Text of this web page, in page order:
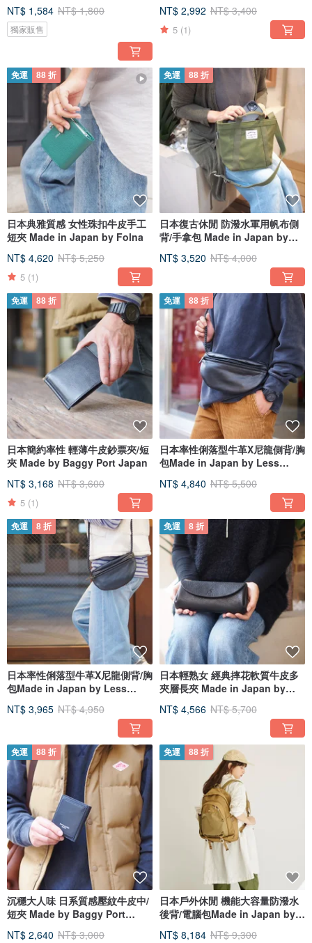
NT$ 1,584 NT$ 1,800
獨家販售
NT$ 2,992 NT$ 3,400
5 (1)
免運 88 折
日本典雅質感 女性珠扣牛皮手工
短夾 Made in Japan by Folna
NT$ 4,620 NT$ 5,250
5 (1)
免運 88 折
日本復古休閒 防潑水軍用帆布側
背/手拿包 Made in Japan by
NT$ 3,520 NT$ 4,000
免運 88 折
日本簡約率性 輕薄牛皮鈔票夾/短
夾 Made by Baggy Port Japan
NT$ 3,168 NT$ 3,600
5 (1)
免運 88 折
日本率性俐落型牛革X尼龍側背/胸
包Made in Japan by Less
NT$ 4,840 NT$ 5,500
免運 8 折
日本率性俐落型牛革X尼龍側背/胸
包Made in Japan by Less
NT$ 3,965 NT$ 4,950
免運 8 折
日本輕熟女 經典摔花軟質牛皮多
夾層長夾 Made in Japan by
NT$ 4,566 NT$ 5,700
免運 88 折
沉穩大人味 日系質感壓紋牛皮中/
短夾 Made by Baggy Port
NT$ 2,640 NT$ 3,000
免運 88 折
日本戶外休閒 機能大容量防潑水
後背/電腦包Made in Japan by
NT$ 8,184 NT$ 9,300